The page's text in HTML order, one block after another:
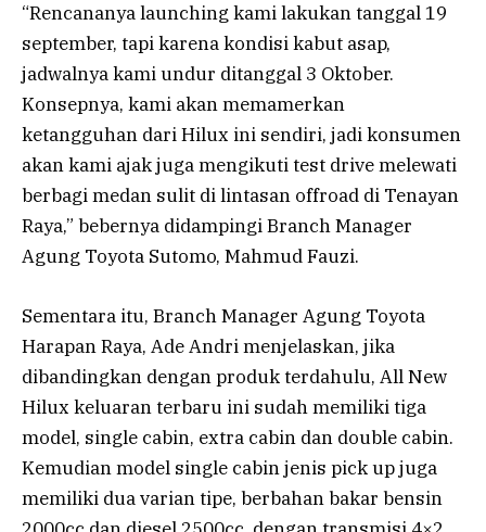
“Rencananya launching kami lakukan tanggal 19
september, tapi karena kondisi kabut asap,
jadwalnya kami undur ditanggal 3 Oktober.
Konsepnya, kami akan memamerkan
ketangguhan dari Hilux ini sendiri, jadi konsumen
akan kami ajak juga mengikuti test drive melewati
berbagi medan sulit di lintasan offroad di Tenayan
Raya,” bebernya didampingi Branch Manager
Agung Toyota Sutomo, Mahmud Fauzi.
Sementara itu, Branch Manager Agung Toyota
Harapan Raya, Ade Andri menjelaskan, jika
dibandingkan dengan produk terdahulu, All New
Hilux keluaran terbaru ini sudah memiliki tiga
model, single cabin, extra cabin dan double cabin.
Kemudian model single cabin jenis pick up juga
memiliki dua varian tipe, berbahan bakar bensin